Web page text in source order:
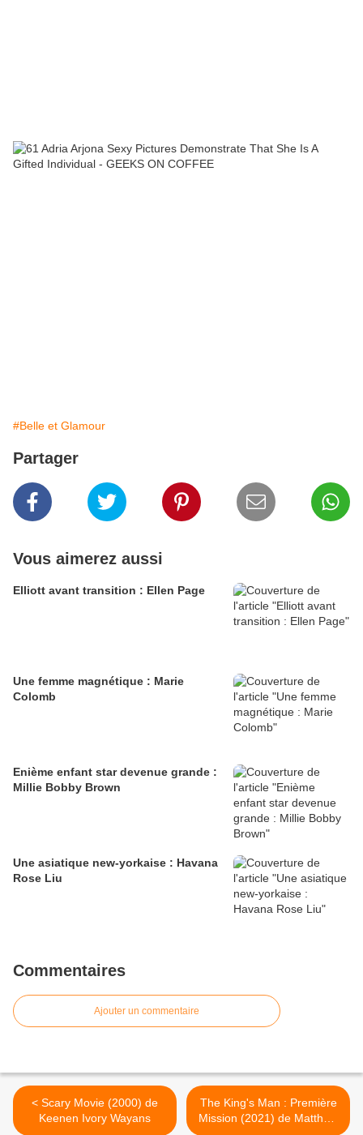
#Belle et Glamour
Partager
Vous aimerez aussi
Elliott avant transition : Ellen Page
Une femme magnétique : Marie
Colomb
Enième enfant star devenue grande :
Millie Bobby Brown
Une asiatique new-yorkaise : Havana
Rose Liu
Commentaires
Ajouter un commentaire
< Scary Movie (2000) de
Keenen Ivory Wayans
The King's Man : Première
Mission (2021) de Matthew